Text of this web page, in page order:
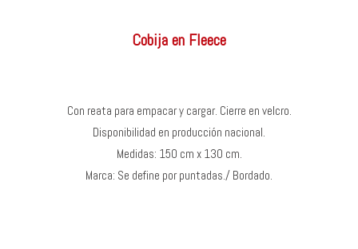
Cobija en Fleece
Con reata para empacar y cargar. Cierre en velcro.
Disponibilidad en producción nacional.
Medidas: 150 cm x 130 cm.
Marca: Se define por puntadas./ Bordado.